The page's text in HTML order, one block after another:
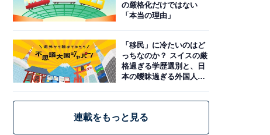
の厳格化だけではない
「本当の理由」
「移民」に冷たいのはど
っちなのか？ スイスの厳
格過ぎる学歴選別と、日
本の曖昧過ぎる外国人政
連載をもっと見る